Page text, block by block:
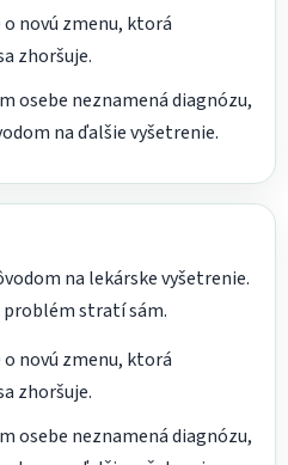
o novú zmenu, ktorá
zhoršuje.
osebe neznamená diagnózu,
na ďalšie vyšetrenie.
na lekárske vyšetrenie.
problém stratí sám.
o novú zmenu, ktorá
zhoršuje.
osebe neznamená diagnózu,